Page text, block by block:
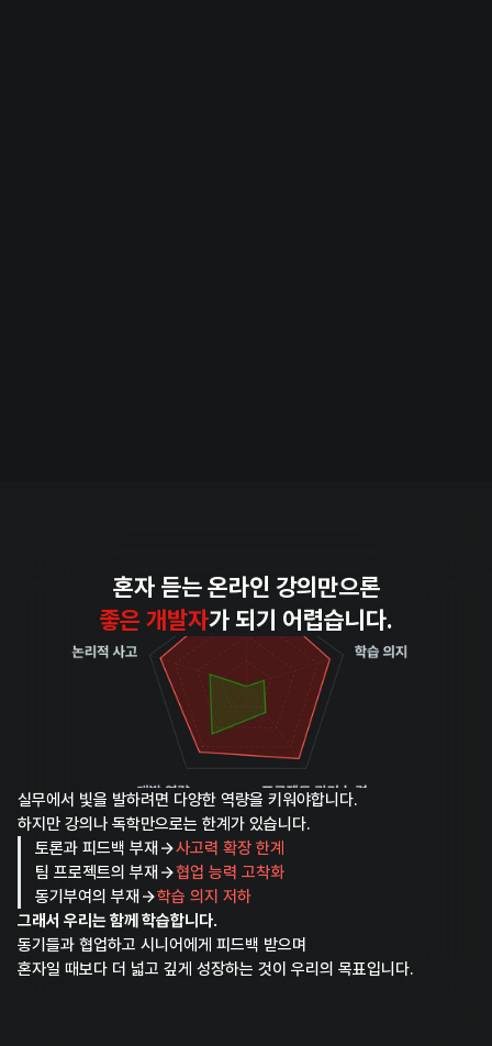
혼자 듣는 온라인 강의만으론
좋은 개발자가 되기 어렵습니다.
실무에서 빛을 발하려면 다양한 역량을 키워야합니다.
하지만 강의나 독학만으로는 한계가 있습니다.
토론과 피드백 부재
사고력 확장 한계
팀 프로젝트의 부재
협업 능력 고착화
동기부여의 부재
학습 의지 저하
그래서 우리는 함께 학습합니다.
동기들과 협업하고 시니어에게 피드백 받으며
혼자일 때보다 더 넓고 깊게 성장하는 것이 우리의 목표입니다.